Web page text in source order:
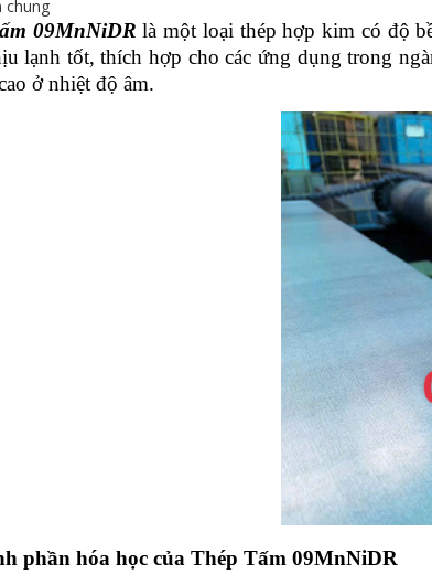
chung
09MnNiDR là một loại thép hợp kim có độ
lạnh tốt, thích hợp cho các ứng dụng trong
ở nhiệt độ âm.
phần hóa học của Thép Tấm 09MnNiDR